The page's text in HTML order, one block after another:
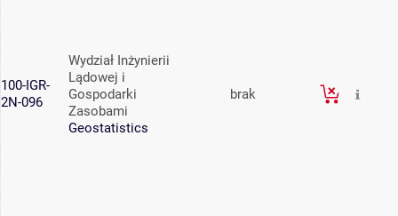
100-IGR-
2N-096
Wydział Inżynierii
Lądowej i
Gospodarki
Zasobami
Geostatistics
brak